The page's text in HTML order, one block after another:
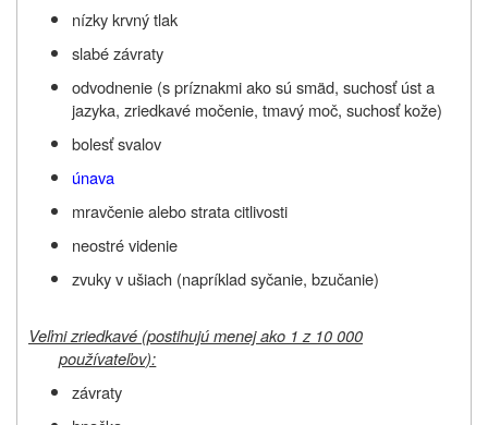
nízky krvný tlak
slabé závraty
odvodnenie (s príznakmi ako sú smäd, suchosť úst a
jazyka, zriedkavé močenie, tmavý moč, suchosť kože)
bolesť svalov
únava
mravčenie alebo strata citlivosti
neostré videnie
zvuky v ušiach (napríklad syčanie, bzučanie)
Veľmi zriedkavé (postihujú menej ako 1 z 10 000
používateľov):
závraty